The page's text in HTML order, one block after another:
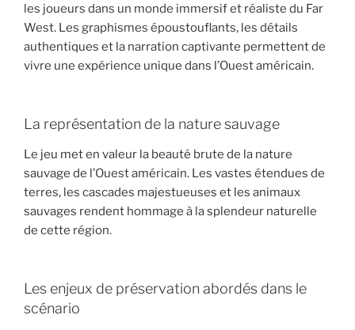
les joueurs dans un monde immersif et réaliste du Far
West. Les graphismes époustouflants, les détails
authentiques et la narration captivante permettent de
vivre une expérience unique dans l’Ouest américain.
La représentation de la nature sauvage
Le jeu met en valeur la beauté brute de la nature
sauvage de l’Ouest américain. Les vastes étendues de
terres, les cascades majestueuses et les animaux
sauvages rendent hommage à la splendeur naturelle
de cette région.
Les enjeux de préservation abordés dans le
scénario